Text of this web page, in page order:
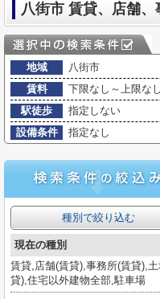
八街市 賃貸、店舗
地域
八街市
賃料
下限なし～上限なし
駅徒歩
指定しない
設備条件
指定なし
種別で絞り込む
現在の種別
賃貸,店舗(賃貸),事務所(賃貸),
貸),住宅以外建物全部,駐車場